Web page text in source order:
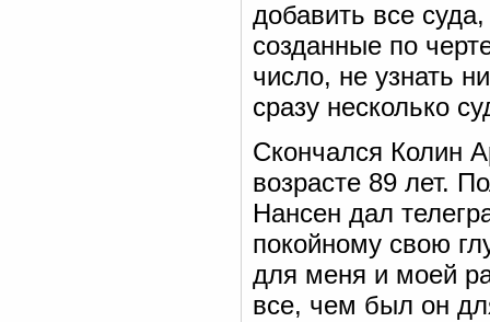
добавить все
созданные по
число, не узнать
сразу несколько
Скончался Колин
возрасте 89 лет.
Нансен дал
покойному свою
для меня и моей
все, чем был он